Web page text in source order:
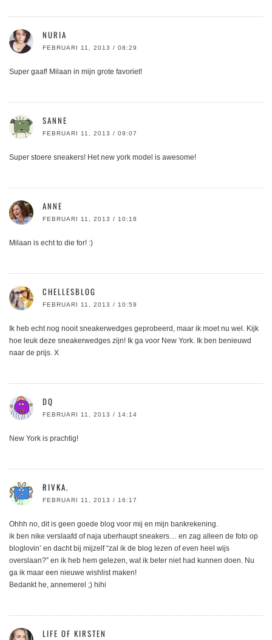
NURIA
FEBRUARI 11, 2013 / 08:29
Super gaaf! Milaan in mijn grote favoriet!
SANNE
FEBRUARI 11, 2013 / 09:07
Super stoere sneakers! Het new york model is awesome!
ANNE
FEBRUARI 11, 2013 / 10:18
Milaan is echt to die for! :)
CHELLESBLOG
FEBRUARI 11, 2013 / 10:59
Ik heb echt nog nooit sneakerwedges geprobeerd, maar ik moet nu wel. Kijk
hoe leuk deze sneakerwedges zijn! Ik ga voor New York. Ik ben benieuwd
naar de prijs. X
DQ
FEBRUARI 11, 2013 / 14:14
New York is prachtig!
RIVKA.
FEBRUARI 11, 2013 / 16:17
Ohhh no, dit is geen goede blog voor mij en mijn bankrekening.
ik ben nike verslaafd of naja uberhaupt sneakers… en zag alleen de foto op
bloglovin’ en dacht bij mijzelf “zal ik de blog lezen of even heel wijs
overslaan?” en ik heb hem gelezen, wat ik beter niet had kunnen doen. Nu
ga ik maar een nieuwe wishlist maken!
Bedankt he, annemerel ;) hihi
LIFE OF KIRSTEN